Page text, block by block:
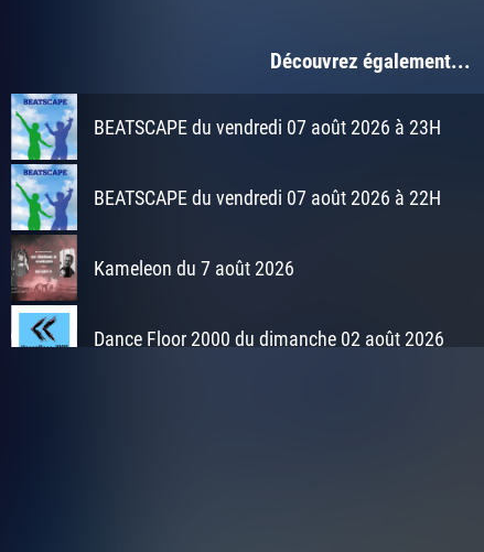
Découvrez également...
BEATSCAPE du vendredi 07 août 2026 à 23H
BEATSCAPE du vendredi 07 août 2026 à 22H
Kameleon du 7 août 2026
Dance Floor 2000 du dimanche 02 août 2026